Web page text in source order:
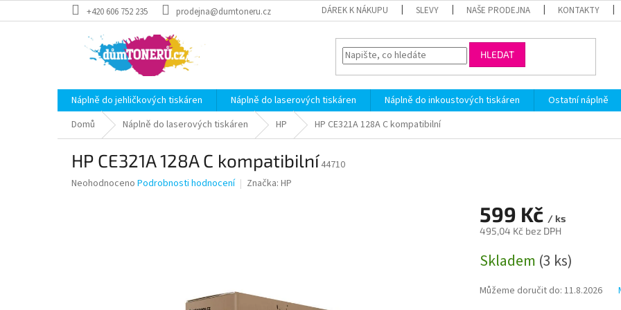
na
+420 606 752 235 prodejna@dumtoneru.cz DÁREK K NÁKUPU SLEVY NAŠE PRODEJNA KONTAKTY
HLEDAT
Náplně do jehličkových tiskáren Náplně do laserových tiskáren Náplně do inkoustových tiskáren Ostatní náplně
Domů
Náplně do laserových tiskáren HP HP CE321A 128A C kompatibilní
HP CE321A 128A C kompatibilní 44710
Průměrné
Neohodnoceno Podrobnosti hodnocení Značka: HP
599 Kč / ks
495,04 Kč bez DPH
cena:
Skladem (3 ks)
Můžeme doručit do: 11.8.2026